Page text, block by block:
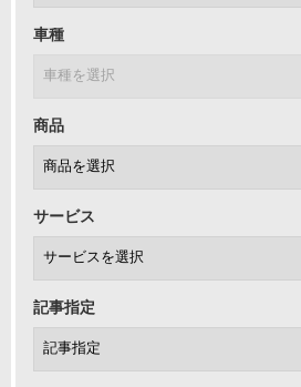
車種
商品
サービス
記事指定